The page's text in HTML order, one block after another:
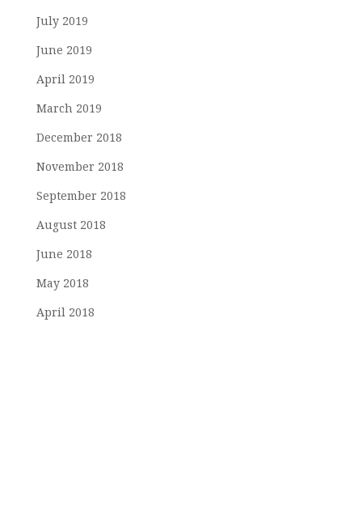
July 2019
June 2019
April 2019
March 2019
December 2018
November 2018
September 2018
August 2018
June 2018
May 2018
April 2018